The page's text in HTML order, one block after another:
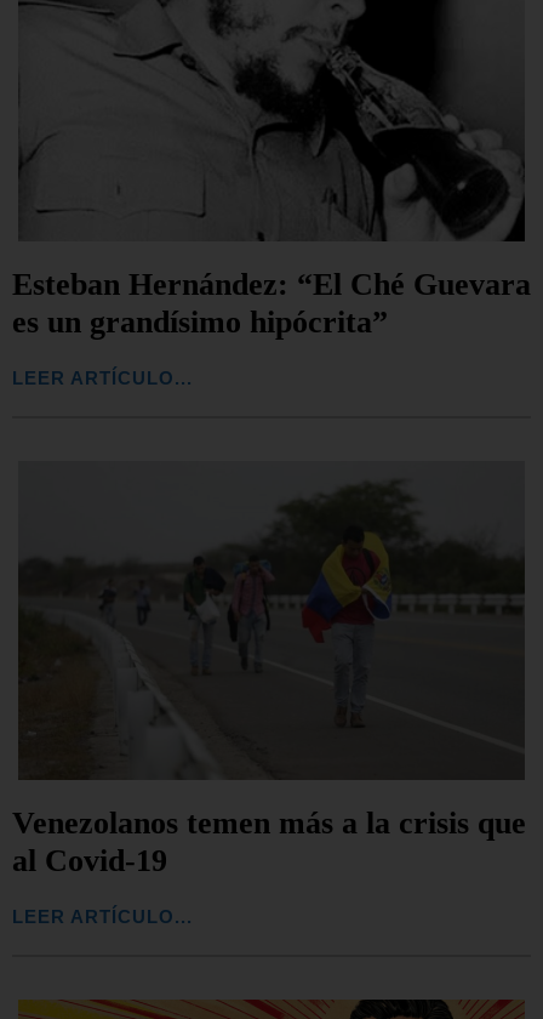
Esteban Hernández: “El Ché Guevara
es un grandísimo hipócrita”
LEER ARTÍCULO...
Venezolanos temen más a la crisis que
al Covid-19
LEER ARTÍCULO...